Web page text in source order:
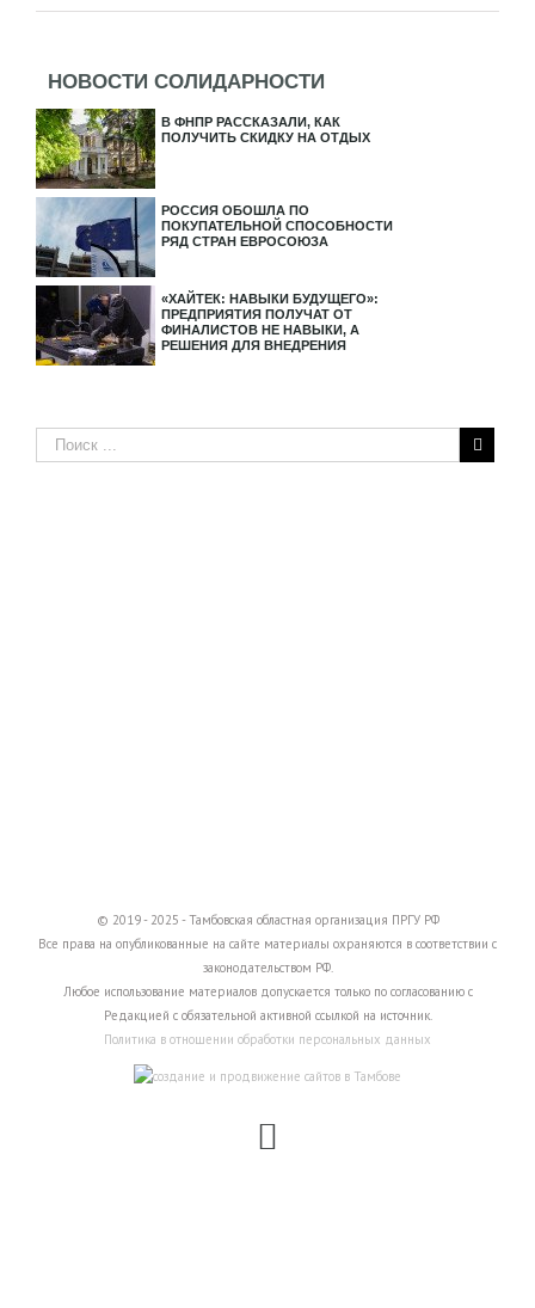
НОВОСТИ СОЛИДАРНОСТИ
В ФНПР РАССКАЗАЛИ, КАК
ПОЛУЧИТЬ СКИДКУ НА ОТДЫХ
РОССИЯ ОБОШЛА ПО
ПОКУПАТЕЛЬНОЙ СПОСОБНОСТИ
РЯД СТРАН ЕВРОСОЮЗА
«ХАЙТЕК: НАВЫКИ БУДУЩЕГО»:
ПРЕДПРИЯТИЯ ПОЛУЧАТ ОТ
ФИНАЛИСТОВ НЕ НАВЫКИ, А
РЕШЕНИЯ ДЛЯ ВНЕДРЕНИЯ
© 2019 - 2025 - Тамбовская областная организация ПРГУ РФ
Все права на опубликованные на сайте материалы охраняются в соответствии с
законодательством РФ.
Любое использование материалов допускается только по согласованию с
Редакцией с обязательной активной ссылкой на источник.
Политика в отношении обработки персональных данных